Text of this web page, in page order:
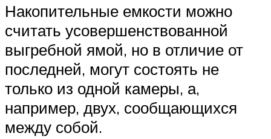
Накопительные емкости можно
считать усовершенствованной
выгребной ямой, но в отличие от
последней, могут состоять не
только из одной камеры, а,
например, двух, сообщающихся
между собой.